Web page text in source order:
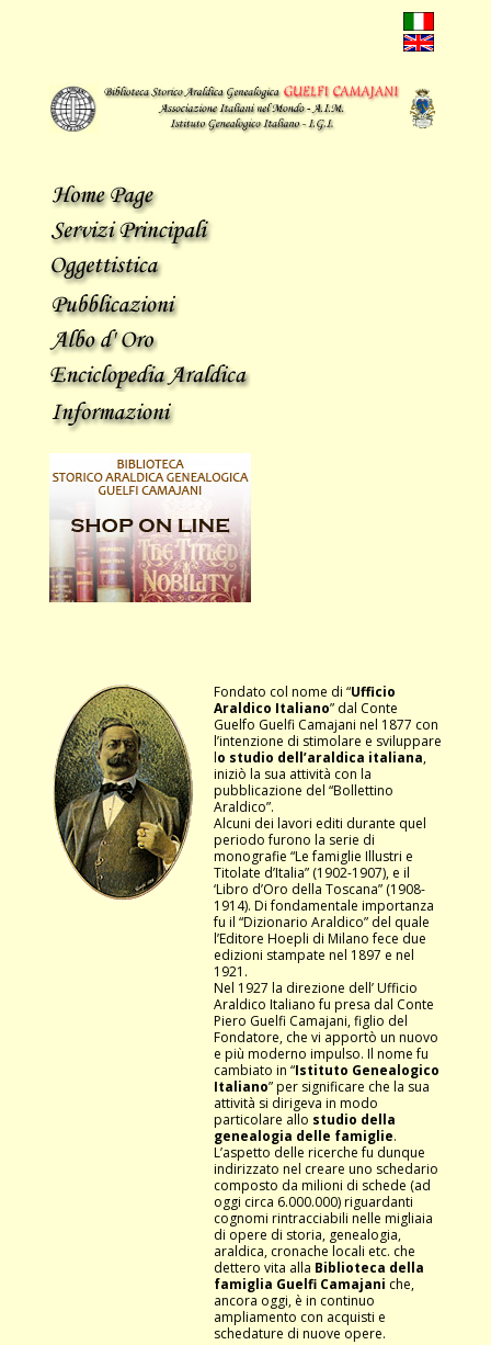
Fondato col nome di “Ufficio
Araldico Italiano” dal Conte
Guelfo Guelfi Camajani nel 1877 con
l’intenzione di stimolare e sviluppare
lo studio dell’araldica italiana,
iniziò la sua attività con la
pubblicazione del “Bollettino
Araldico”.
Alcuni dei lavori editi durante quel
periodo furono la serie di
monografie “Le famiglie Illustri e
Titolate d’Italia” (1902-1907), e il
‘Libro d’Oro della Toscana” (1908-
1914). Di fondamentale importanza
fu il “Dizionario Araldico” del quale
l’Editore Hoepli di Milano fece due
edizioni stampate nel 1897 e nel
1921.
Nel 1927 la direzione dell’ Ufficio
Araldico Italiano fu presa dal Conte
Piero Guelfi Camajani, figlio del
Fondatore, che vi apportò un nuovo
e più moderno impulso. Il nome fu
cambiato in “Istituto Genealogico
Italiano” per significare che la sua
attività si dirigeva in modo
particolare allo studio della
genealogia delle famiglie.
L’aspetto delle ricerche fu dunque
indirizzato nel creare uno schedario
composto da milioni di schede (ad
oggi circa 6.000.000) riguardanti
cognomi rintracciabili nelle migliaia
di opere di storia, genealogia,
araldica, cronache locali etc. che
dettero vita alla Biblioteca della
famiglia Guelfi Camajani che,
ancora oggi, è in continuo
ampliamento con acquisti e
schedature di nuove opere.